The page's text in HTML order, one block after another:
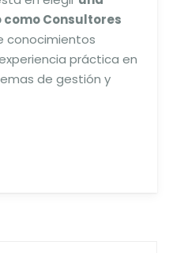
Consultores
conocimientos
práctica en
de gestión y